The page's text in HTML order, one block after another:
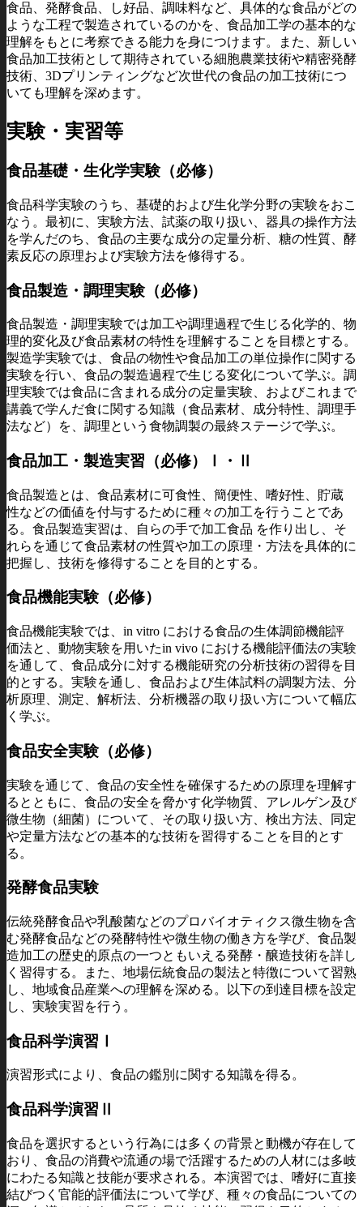
食品、発酵食品、し好品、調味料など、具体的な食品がどの
ような工程で製造されているのかを、食品加工学の基本的な
理解をもとに考察できる能力を身につけます。また、新しい
食品加工技術として期待されている細胞農業技術や精密発酵
技術、3Dプリンティングなど次世代の食品の加工技術につ
いても理解を深めます。
実験・実習等
食品基礎・生化学実験（必修）
食品科学実験のうち、基礎的および生化学分野の実験をおこ
なう。最初に、実験方法、試薬の取り扱い、器具の操作方法
を学んだのち、食品の主要な成分の定量分析、糖の性質、酵
素反応の原理および実験方法を修得する。
食品製造・調理実験（必修）
食品製造・調理実験では加工や調理過程で生じる化学的、物
理的変化及び食品素材の特性を理解することを目標とする。
製造学実験では、食品の物性や食品加工の単位操作に関する
実験を行い、食品の製造過程で生じる変化について学ぶ。調
理実験では食品に含まれる成分の定量実験、およびこれまで
講義で学んだ食に関する知識（食品素材、成分特性、調理手
法など）を、調理という食物調製の最終ステージで学ぶ。
食品加工・製造実習（必修）Ⅰ・Ⅱ
食品製造とは、食品素材に可食性、簡便性、嗜好性、貯蔵
性などの価値を付与するために種々の加工を行うことであ
る。食品製造実習は、自らの手で加工食品 を作り出し、そ
れらを通じて食品素材の性質や加工の原理・方法を具体的に
把握し、技術を修得することを目的とする。
食品機能実験（必修）
食品機能実験では、in vitro における食品の生体調節機能評
価法と、動物実験を用いたin vivo における機能評価法の実験
を通して、食品成分に対する機能研究の分析技術の習得を目
的とする。実験を通し、食品および生体試料の調製方法、分
析原理、測定、解析法、分析機器の取り扱い方について幅広
く学ぶ。
食品安全実験（必修）
実験を通じて、食品の安全性を確保するための原理を理解す
るとともに、食品の安全を脅かす化学物質、アレルゲン及び
微生物（細菌）について、その取り扱い方、検出方法、同定
や定量方法などの基本的な技術を習得することを目的とす
る。
発酵食品実験
伝統発酵食品や乳酸菌などのプロバイオティクス微生物を含
む発酵食品などの発酵特性や微生物の働き方を学び、食品製
造加工の歴史的原点の一つともいえる発酵・醸造技術を詳し
く習得する。また、地場伝統食品の製法と特徴について習熟
し、地域食品産業への理解を深める。以下の到達目標を設定
し、実験実習を行う。
食品科学演習Ⅰ
演習形式により、食品の鑑別に関する知識を得る。
食品科学演習Ⅱ
食品を選択するという行為には多くの背景と動機が存在して
おり、食品の消費や流通の場で活躍するための人材には多岐
にわたる知識と技能が要求される。本演習では、嗜好に直接
結びつく官能的評価法について学び、種々の食品についての